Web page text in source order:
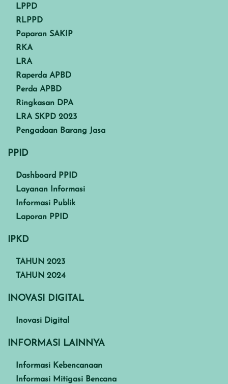
LPPD
RLPPD
Paparan SAKIP
RKA
LRA
Raperda APBD
Perda APBD
Ringkasan DPA
LRA SKPD 2023
Pengadaan Barang Jasa
PPID
Dashboard PPID
Layanan Informasi
Informasi Publik
Laporan PPID
IPKD
TAHUN 2023
TAHUN 2024
INOVASI DIGITAL
Inovasi Digital
INFORMASI LAINNYA
Informasi Kebencanaan
Informasi Mitigasi Bencana